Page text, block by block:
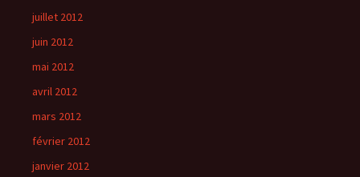
juillet 2012
juin 2012
mai 2012
avril 2012
mars 2012
février 2012
janvier 2012